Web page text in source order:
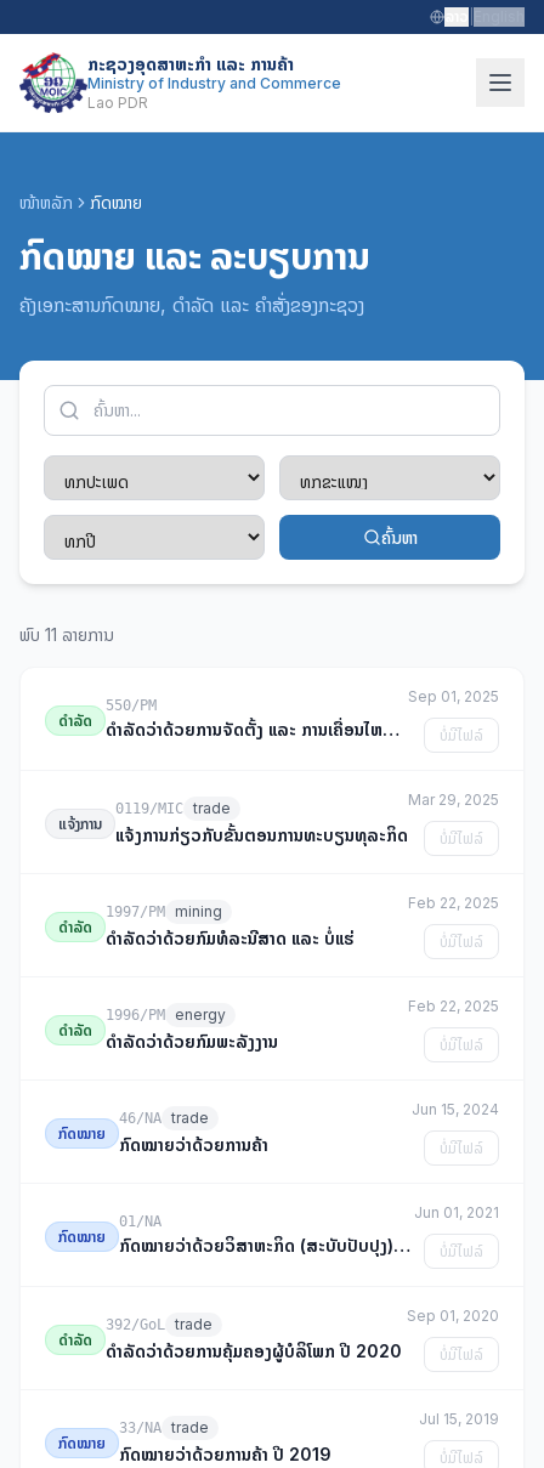
ກະຊວງອຸດສາຫະກຳ ແລະ ການຄ້າ
Ministry of Industry and Commerce
Lao PDR
ໜ້າຫລັກ ກົດໝາຍ
ກົດໝາຍ ແລະ ລະບຽບການ
ຄັງເອກະສານກົດໝາຍ, ດຳລັດ ແລະ ຄຳສັ່ງຂອງກະຊວງ
ຄົ້ນຫາ
ພົບ 11 ລາຍການ
ດຳລັດ
550/PM
ດຳລັດວ່າດ້ວຍການຈັດຕັ້ງ ແລະ ການເຄື່ອນໄຫວຂອງກະຊວງອຸດສາຫະກຳ ແລະ ການຄ້າ
Sep 01, 2025
ບໍ່ມີໄຟລ໌
ແຈ້ງການ
0119/MIC trade
ແຈ້ງການກ່ຽວກັບຂັ້ນຕອນການທະບຽນທຸລະກິດ
Mar 29, 2025
ບໍ່ມີໄຟລ໌
ດຳລັດ
1997/PM mining
ດຳລັດວ່າດ້ວຍກົມທໍລະນີສາດ ແລະ ບໍ່ແຮ່
Feb 22, 2025
ບໍ່ມີໄຟລ໌
ດຳລັດ
1996/PM energy
ດຳລັດວ່າດ້ວຍກົມພະລັງງານ
Feb 22, 2025
ບໍ່ມີໄຟລ໌
ກົດໝາຍ
46/NA trade
ກົດໝາຍວ່າດ້ວຍການຄ້າ
Jun 15, 2024
ບໍ່ມີໄຟລ໌
ກົດໝາຍ
01/NA
ກົດໝາຍວ່າດ້ວຍວິສາຫະກິດ (ສະບັບປັບປຸງ) ປີ 2021
Jun 01, 2021
ບໍ່ມີໄຟລ໌
ດຳລັດ
392/GoL trade
ດຳລັດວ່າດ້ວຍການຄຸ້ມຄອງຜູ້ບໍລິໂພກ ປີ 2020
Sep 01, 2020
ບໍ່ມີໄຟລ໌
ກົດໝາຍ
33/NA trade
ກົດໝາຍວ່າດ້ວຍການຄ້າ ປີ 2019
Jul 15, 2019
ບໍ່ມີໄຟລ໌